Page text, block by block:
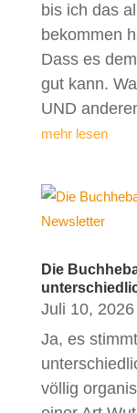
bis ich das
bekommen
Dass es
gut kann.
UND
mehr lesen
Die
Juli 10, 2026
Ja, es
völlig